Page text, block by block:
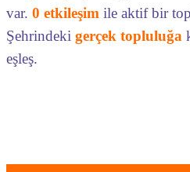
var. 0 etkileşim ile aktif bir
Şehrindeki gerçek topluluğa
eşleş.